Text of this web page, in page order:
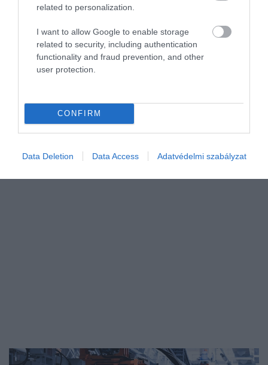
related to personalization.
I want to allow Google to enable storage
related to security, including authentication
functionality and fraud prevention, and other
user protection.
CONFIRM
Data Deletion Data Access Adatvédelmi szabályzat
INTERJÚ
Nemzetközi felsővezetői karrierjét akasztotta 23 év után a szögre,
hogy cégvezetőket, tulajdonosokat, vállalkozókat támogasson.
ügyvezetővel…